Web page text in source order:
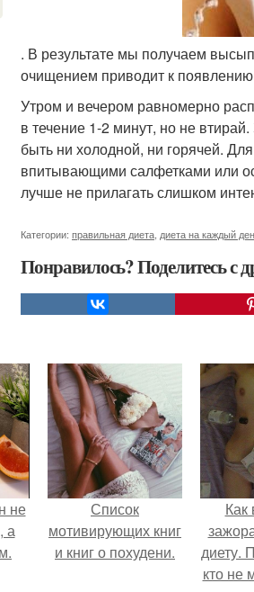
. В результате мы получаем
очищением приводит к
Утром и вечером равномерно
в течение 1-2 минут, но не
быть ни холодной, ни горячей.
впитывающими салфетками или
лучше не прилагать слишком
Категории: правильная диета диета на каждый
Понравилось? Поделитесь с
не
а
Список
мотивирующих книг
и книг о похудени.
Как
диету.
кто не